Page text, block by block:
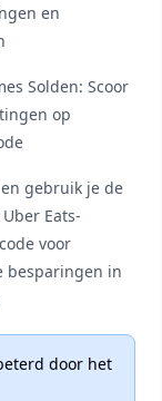
door het
en
Solden: Scoor
op
gebruik je de
Eats-
voor
besparingen in